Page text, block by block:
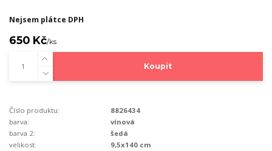
Nejsem plátce DPH
650 Kč/ks
Koupit
Číslo produktu:
8826434
barva:
vínová
barva 2:
šedá
velikost:
9,5x140 cm